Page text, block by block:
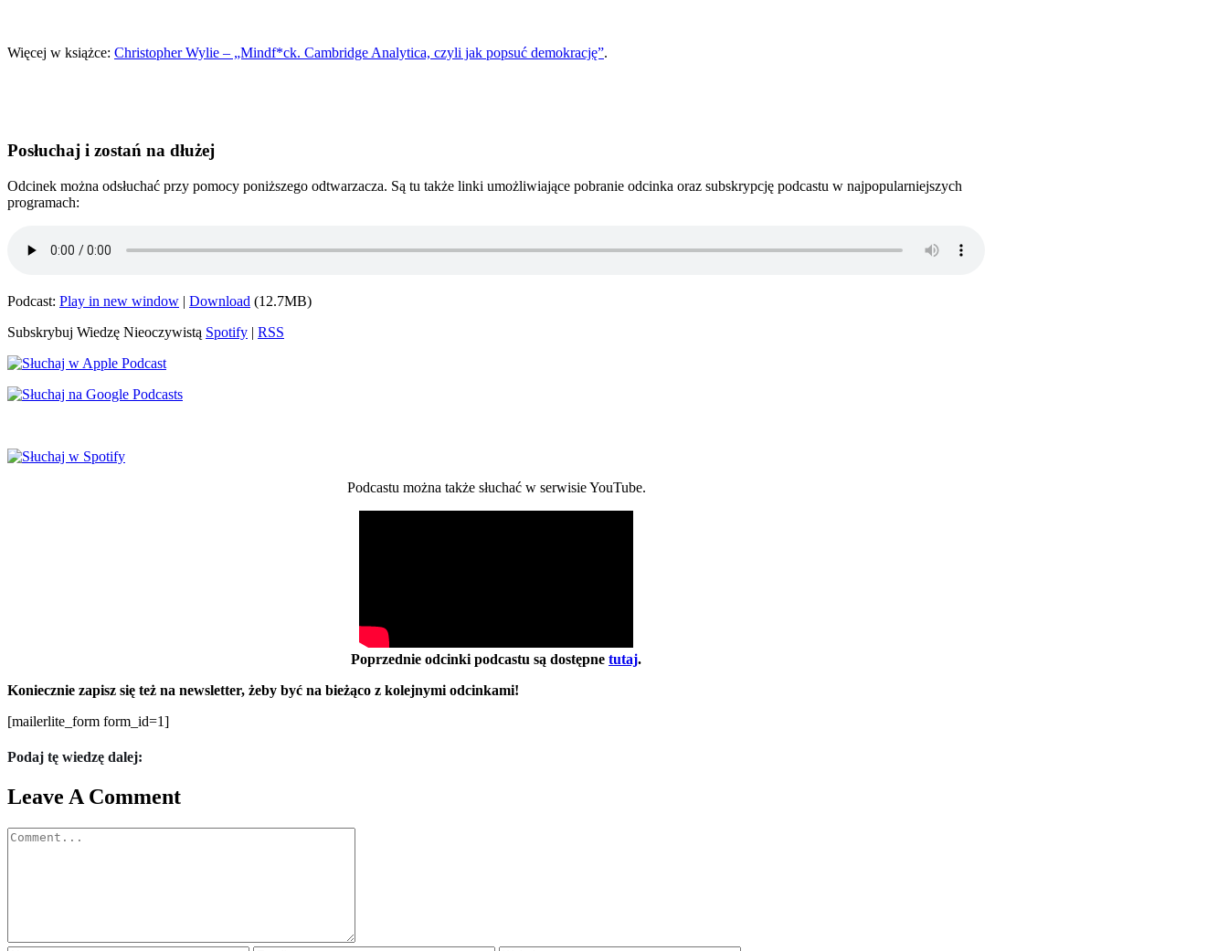
Więcej w książce: Christopher Wylie – „Mindf*ck. Cambridge Analytica, czyli jak popsuć demokrację”.
Posłuchaj i zostań na dłużej
Odcinek można odsłuchać przy pomocy poniższego odtwarzacza. Są tu także linki umożliwiające pobranie odcinka oraz subskrypcję podcastu w najpopularniejszych
programach:
Podcast: Play in new window | Download (12.7MB)
Subskrybuj Wiedzę Nieoczywistą Spotify | RSS
Podcastu można także słuchać w serwisie YouTube.
Poprzednie odcinki podcastu są dostępne tutaj.
Koniecznie zapisz się też na newsletter, żeby być na bieżąco z kolejnymi odcinkami!
[mailerlite_form form_id=1]
Podaj tę wiedzę dalej:
Leave A Comment
Comment